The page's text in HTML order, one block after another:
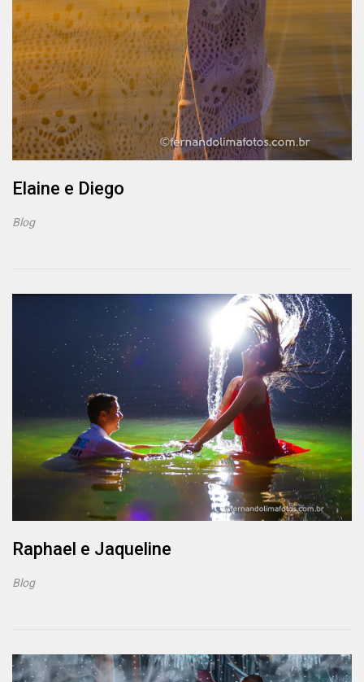
Elaine e Diego
Blog
Raphael e Jaqueline
Blog